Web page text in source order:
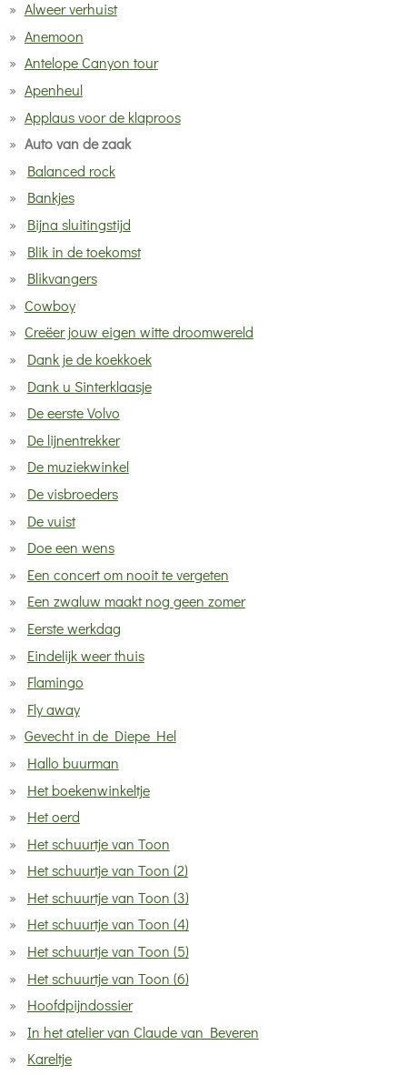
Alweer verhuist
Anemoon
Antelope Canyon tour
Apenheul
Applaus voor de klaproos
Auto van de zaak
Balanced rock
Bankjes
Bijna sluitingstijd
Blik in de toekomst
Blikvangers
Cowboy
Creëer jouw eigen witte droomwereld
Dank je de koekkoek
Dank u Sinterklaasje
De eerste Volvo
De lijnentrekker
De muziekwinkel
De visbroeders
De vuist
Doe een wens
Een concert om nooit te vergeten
Een zwaluw maakt nog geen zomer
Eerste werkdag
Eindelijk weer thuis
Flamingo
Fly away
Gevecht in de Diepe Hel
Hallo buurman
Het boekenwinkeltje
Het oerd
Het schuurtje van Toon
Het schuurtje van Toon (2)
Het schuurtje van Toon (3)
Het schuurtje van Toon (4)
Het schuurtje van Toon (5)
Het schuurtje van Toon (6)
Hoofdpijndossier
In het atelier van Claude van Beveren
Kareltje